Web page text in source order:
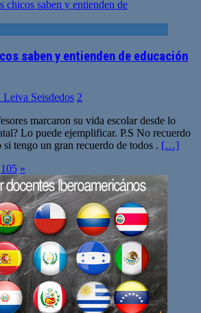
saben y entienden de educación
Leiva Seisdedos 2
marcaron su vida escolar desde lo
Lo puede ejemplificar. P.S No recuerdo
tengo un gran recuerdo de todos . […]
105 »